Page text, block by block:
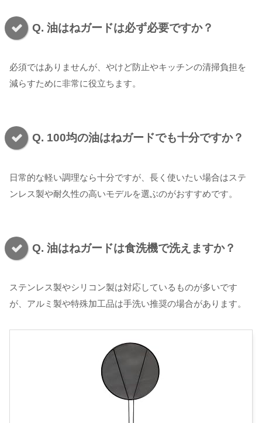
Q. 油はねガードは必ず必要ですか？
必須ではありませんが、やけど防止やキッチンの清掃負担を
減らすために非常に役立ちます。
Q. 100均の油はねガードでも十分ですか？
日常的な軽い調理なら十分ですが、長く使いたい場合はステ
ンレス製や耐久性の高いモデルを選ぶのがおすすめです。
Q. 油はねガードは食洗機で洗えますか？
ステンレス製やシリコン製は対応しているものが多いです
が、アルミ製や特殊加工品は手洗い推奨の場合があります。